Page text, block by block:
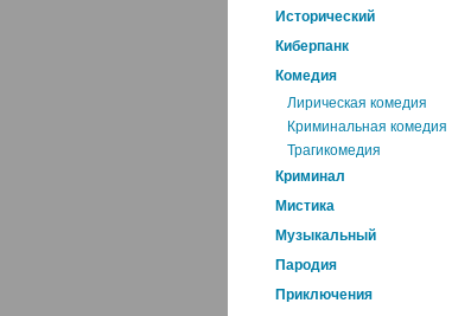
Исторический
Киберпанк
Комедия
Лирическая комедия
Криминальная комедия
Трагикомедия
Криминал
Мистика
Музыкальный
Пародия
Приключения